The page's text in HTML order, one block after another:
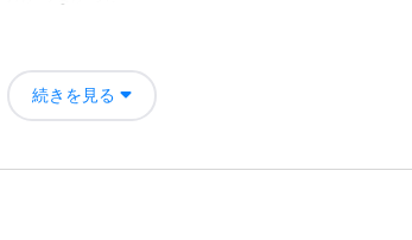
いて把握し、連絡してもらい、必要な介護や治療な
続きを見る